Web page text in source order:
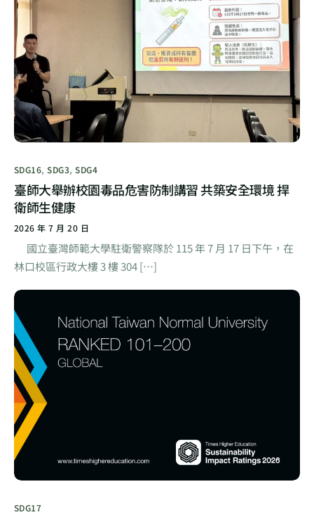
SDG16,SDG3,SDG4
臺師大舉辦校園毒品危害防制講習 共築安全環境 捍
衛師生健康
2026 年 7 月 20 日
國立臺灣師範大學駐衛警察隊於 115 年 7 月 17 日下午，在
林口校區行政大樓 3 樓 304 […]
SDG17